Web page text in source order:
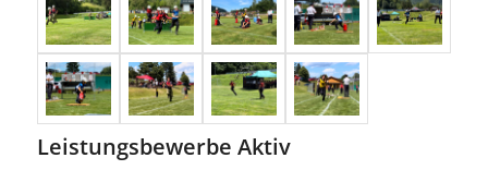
Leistungsbewerbe Aktiv